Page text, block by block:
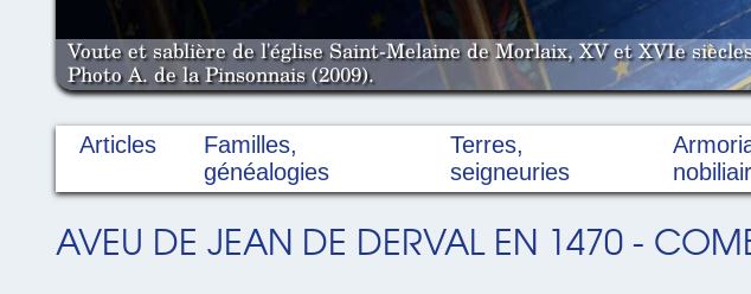
Voute et sablière de l'église Saint-Melaine de Morlaix, XV et XVIe
Photo A. de la Pinsonnais (2009).
Articles
Familles,
généalogies
Terres,
seigneuries
AVEU DE JEAN DE DERVAL EN 1470 -